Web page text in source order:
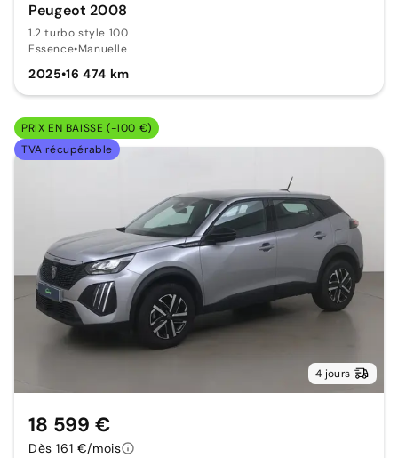
Peugeot 2008
1.2 turbo style 100
Essence•Manuelle
2025•16 474 km
PRIX EN BAISSE (-100 €)
TVA récupérable
4 jours
18 599 €
Dès 161 €/mois